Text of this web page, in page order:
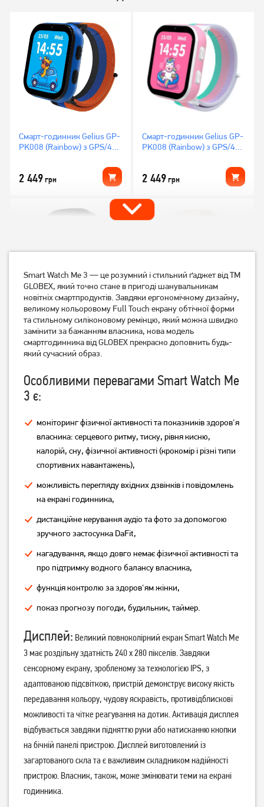
Смарт-годинник Gelius GP-
PK008 (Rainbow) з GPS/4G
2 449грн
Смарт-годинник Gelius GP-
PK008 (Rainbow) з GPS/4G
2 449грн
Смарт-годинник Gelius
Amazwatch Ultra GP-
SW011 Black
Смарт-годинник Gelius
Amazwatch Ultra GP-
SW011 Titan
SW014 (Amazwatch GTi)
Gold Rose
2 049грн
SW014 (Amazwatch GTi)
2 049грн
Смарт-годинник Xiaomi
Redmi Watch 5 Lite Black
2 199грн
Смарт-годинник Xiaomi
Redmi Watch 5 Active Black
1 749грн
Smart Watch Me 3 — це розумний і стильний ґаджет від ТМ
GLOBEX, який точно стане в пригоді шанувальникам
новітніх смартпродуктів. Завдяки ергономічному дизайну,
великому кольоровому Full Touch екрану обтічної форми
та стильному силіконовому ремінцю, який можна швидко
замінити за бажанням власника, нова модель
смартгодинника від GLOBEX прекрасно доповнить будь-
який сучасний образ.
Особливими перевагами Smart Watch Me
3 є:
моніторинг фізичної активності та показників здоров'я
власника: серцевого ритму, тиску, рівня кисню,
калорій, сну, фізичної активності (крокомір і різні типи
спортивних навантажень),
можливість перегляду вхідних дзвінків і повідомлень
на екрані годинника,
дистанційне керування аудіо та фото за допомогою
зручного застосунка DaFit,
нагадування, якщо довго немає фізичної активності та
про підтримку водного балансу власника,
функція контролю за здоров'ям жінки,
показ прогнозу погоди, будильник, таймер.
Дисплей: Великий повноколірний екран Smart Watch Me
3 має роздільну здатність 240 х 280 пікселів. Завдяки
сенсорному екрану, зробленому за технологією IPS, з
адаптованою підсвіткою, пристрій демонструє високу якість
передавання кольору, чудову яскравість, противідблискові
можливості та чітке реагування на дотик. Активація дисплея
відбувається завдяки підняттю руки або натисканню кнопки
на бічній панелі пристрою. Дисплей виготовлений із
загартованого скла та є важливим складником надійності
пристрою. Власник, також, може змінювати теми на екрані
годинника.